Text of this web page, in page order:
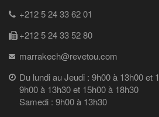
+212 5 24 33 62 01
+212 5 24 33 52 80
marrakech@revetou.com
Du lundi au Jeudi : 9h00 à 13h00 et
9h00 à 13h30 et 15h00 à 18h30
Samedi : 9h00 à 13h30